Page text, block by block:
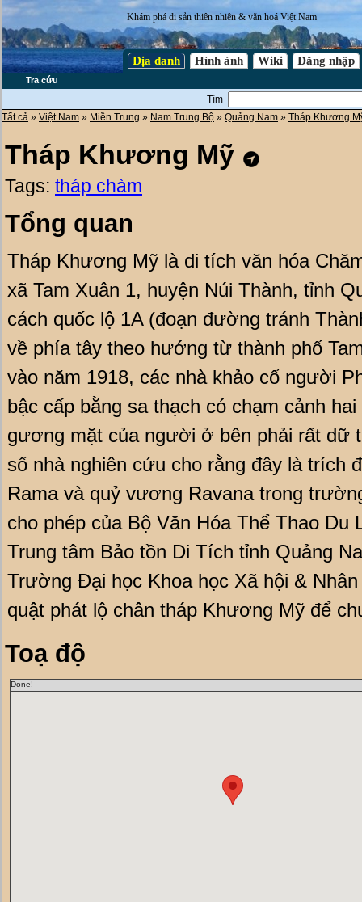
Khám phá di sản thiên nhiên & văn hoá Việt Nam
Địa danh Hình ảnh Wiki Đăng nhập
Tra cứu
Tìm
Tất cả » Việt Nam » Miền Trung » Nam Trung Bộ » Quảng Nam » Tháp Khương
Tháp Khương Mỹ
Tags: tháp chàm
Tổng quan
Tháp Khương Mỹ là di tích văn hóa
xã Tam Xuân 1, huyện Núi Thành, tỉnh
cách quốc lộ 1A (đoạn đường tránh
về phía tây theo hướng từ thành phố
vào năm 1918, các nhà khảo cổ người
bậc cấp bằng sa thạch có chạm cảnh
gương mặt của người ở bên phải rất dữ
số nhà nghiên cứu cho rằng đây là trích
Rama và quỷ vương Ravana trong
cho phép của Bộ Văn Hóa Thể Thao Du
Trung tâm Bảo tồn Di Tích tỉnh Quảng
Trường Đại học Khoa học Xã hội &
quật phát lộ chân tháp Khương Mỹ để
Toạ độ
Done!